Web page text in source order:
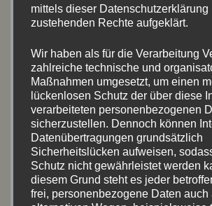
September 2025(7)
Juni 2025 (8)
Mai 2025(5)
August 2024(11)
Juli 2024(5)
Mai 2024(9)
mittels dieser Datenschutzerklärung
zustehenden Rechte aufgeklärt.
Wir haben als für die Verarbeitung
zahlreiche technische und
Maßnahmen umgesetzt, um einen
lückenlosen Schutz der über diese
verarbeiteten personenbezogenen
sicherzustellen. Dennoch können
Datenübertragungen grundsätzlich
Sicherheitslücken aufweisen,
Schutz nicht gewährleistet werden
diesem Grund steht es jeder
frei, personenbezogene Daten auch